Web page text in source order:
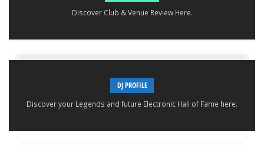
Discover Club & Venue Review Here.
DJ PROFILE
Discover your Legends and future Electronic Hall of Fame here.